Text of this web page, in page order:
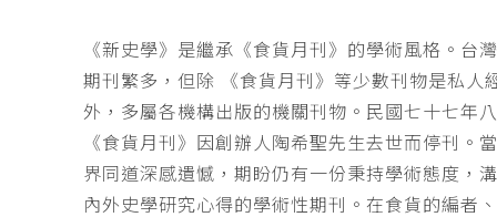
《新史學》是繼承《食貨月刊》的學術風格。台
期刊繁多，但除 《食貨月刊》等少數刊物是私人
外，多屬各機構出版的機關刊物。民國七十七年
《食貨月刊》因創辦人陶希聖先生去世而停刊。
界同道深感遺憾，期盼仍有一份秉持學術態度，
內外史學研究心得的學術性期刊。在食貨的編者